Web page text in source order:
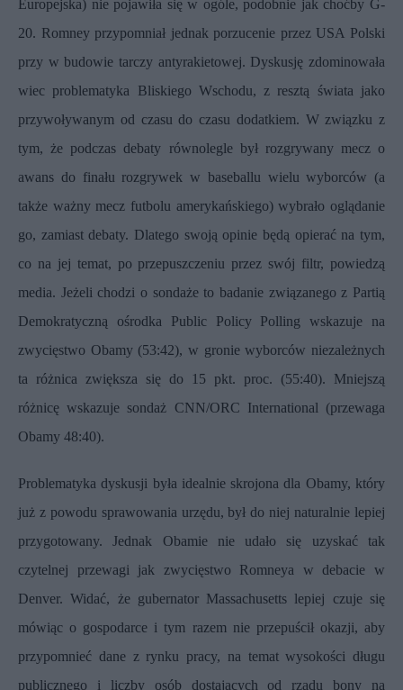
Europejska) nie pojawiła się w ogóle, podobnie jak choćby G-
20. Romney przypomniał jednak porzucenie przez USA Polski
przy w budowie tarczy antyrakietowej. Dyskusję zdominowała
wiec problematyka Bliskiego Wschodu, z resztą świata jako
przywoływanym od czasu do czasu dodatkiem. W związku z
tym, że podczas debaty równolegle był rozgrywany meczo
awans do finału rozgrywek w baseballu wielu wyborców (a
także ważny mecz futbolu amerykańskiego) wybrało oglądanie
go, zamiast debaty. Dlatego swoją opinie będą opierać na tym,
co na jej temat, po przepuszczeniu przez swój filtr, powiedzą
media. Jeżeli chodzi o sondaże to badanie związanego z Partią
Demokratyczną ośrodka Public Policy Polling wskazuje na
zwycięstwo Obamy (53:42), w gronie wyborców niezależnych
ta różnica zwiększa się do 15 pkt. proc. (55:40). Mniejszą
różnicę wskazuje sondaż CNN/ORC International (przewaga
Obamy 48:40).
Problematyka dyskusji była idealnie skrojona dla Obamy, który
już z powodu sprawowania urzędu, był do niej naturalnie lepiej
przygotowany. Jednak Obamie nie udało się uzyskać tak
czytelnej przewagi jak zwycięstwo Romneya w debacie w
Denver. Widać, że gubernator Massachusetts lepiej czuje się
mówiąc o gospodarce i tym razem nie przepuścił okazji, aby
przypomnieć dane z rynku pracy, na temat wysokości długu
publicznego i liczby osób dostających od rządu bony na